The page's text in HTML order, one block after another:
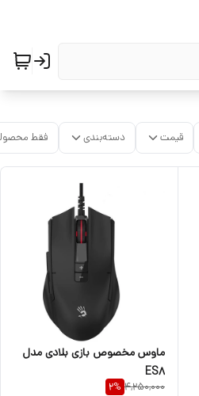
قیمت دسته‌بندی فقط
ماوس مخصوص بازی بلادی مدل
ES8
4,250,000
2%